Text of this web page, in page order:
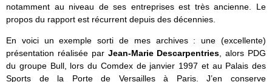
notamment au niveau de ses entreprises est très ancienne. Le
propos du rapport est récurrent depuis des décennies.
En voici un exemple sorti de mes archives : une (excellente)
présentation réalisée par Jean-Marie Descarpentries , alors PDG
du groupe Bull, lors du Comdex de janvier 1997 et au Palais des
Sports de la Porte de Versailles à Paris. J’en conserve